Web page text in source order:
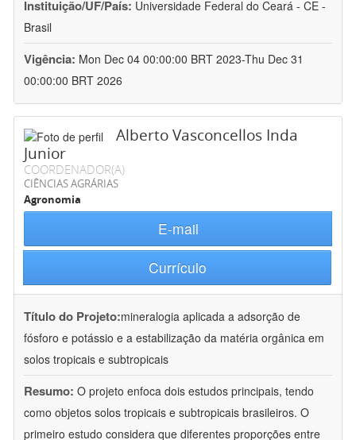
Instituição/UF/País: Universidade Federal do Ceará - CE -
Brasil
Vigência: Mon Dec 04 00:00:00 BRT 2023-Thu Dec 31
00:00:00 BRT 2026
Alberto Vasconcellos Inda
Junior
COORDENADOR(A)
CIÊNCIAS AGRÁRIAS
Agronomia
E-mail
Currículo
Título do Projeto:mineralogia aplicada a adsorção de
fósforo e potássio e a estabilização da matéria orgânica em
solos tropicais e subtropicais
Resumo: O projeto enfoca dois estudos principais, tendo
como objetos solos tropicais e subtropicais brasileiros. O
primeiro estudo considera que diferentes proporções entre